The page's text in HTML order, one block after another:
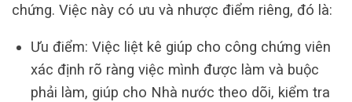
chứng. Việc này có ưu và nhược điểm riêng, đó là:
Ưu điểm: Việc liệt kê giúp cho công chứng viên
xác định rõ ràng việc mình được làm và buộc
phải làm, giúp cho Nhà nước theo dõi, kiểm tra